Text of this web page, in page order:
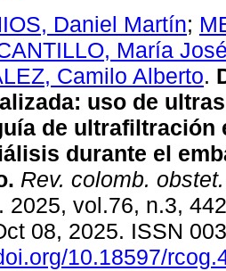
Daniel Martín;
María
Camilo Alberto.
uso de
de ultrafiltración
durante el
Rev. colomb.
2025, vol.76, n.3,
08, 2025. ISSN
10.18597/